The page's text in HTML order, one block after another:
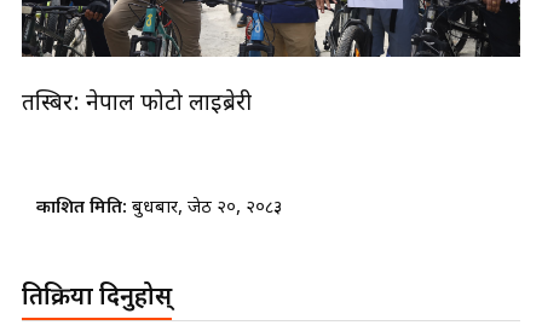
तस्बिर: नेपाल फोटो लाइब्रेरी
प्रकाशित मिति: बुधबार, जेठ २०, २०८३
प्रतिक्रिया दिनुहोस्